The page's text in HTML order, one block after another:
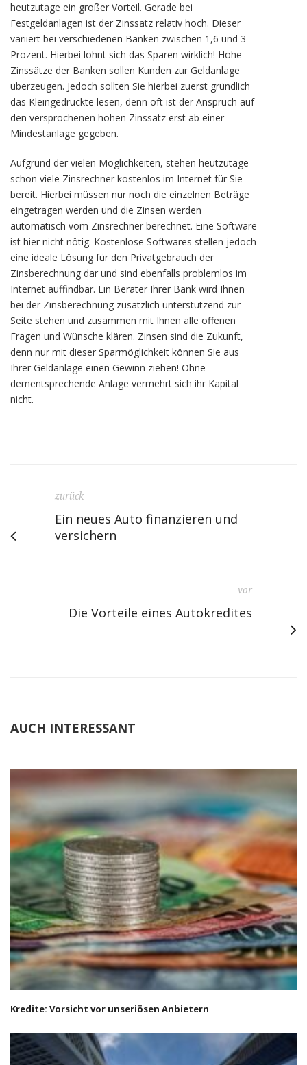
heutzutage ein großer Vorteil. Gerade bei
Festgeldanlagen ist der Zinssatz relativ hoch. Dieser
variiert bei verschiedenen Banken zwischen 1,6 und 3
Prozent. Hierbei lohnt sich das Sparen wirklich! Hohe
Zinssätze der Banken sollen Kunden zur Geldanlage
überzeugen. Jedoch sollten Sie hierbei zuerst gründlich
das Kleingedruckte lesen, denn oft ist der Anspruch auf
den versprochenen hohen Zinssatz erst ab einer
Mindestanlage gegeben.
Aufgrund der vielen Möglichkeiten, stehen heutzutage
schon viele Zinsrechner kostenlos im Internet für Sie
bereit. Hierbei müssen nur noch die einzelnen Beträge
eingetragen werden und die Zinsen werden
automatisch vom Zinsrechner berechnet. Eine Software
ist hier nicht nötig. Kostenlose Softwares stellen jedoch
eine ideale Lösung für den Privatgebrauch der
Zinsberechnung dar und sind ebenfalls problemlos im
Internet auffindbar. Ein Berater Ihrer Bank wird Ihnen
bei der Zinsberechnung zusätzlich unterstützend zur
Seite stehen und zusammen mit Ihnen alle offenen
Fragen und Wünsche klären. Zinsen sind die Zukunft,
denn nur mit dieser Sparmöglichkeit können Sie aus
Ihrer Geldanlage einen Gewinn ziehen! Ohne
dementsprechende Anlage vermehrt sich ihr Kapital
nicht.
zurück
Ein neues Auto finanzieren und
versichern
vor
Die Vorteile eines Autokredites
AUCH INTERESSANT
Kredite: Vorsicht vor unseriösen Anbietern